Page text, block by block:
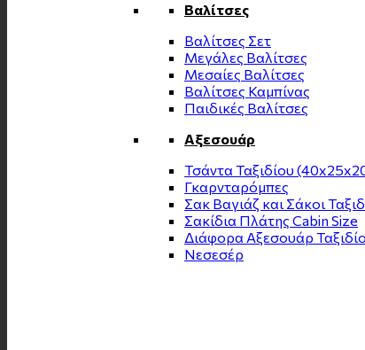
Βαλίτσες
Βαλίτσες Σετ
Μεγάλες Βαλίτσες
Μεσαίες Βαλίτσες
Βαλίτσες Καμπίνας
Παιδικές Βαλίτσες
Αξεσουάρ
Τσάντα Ταξιδίου
Γκαρνταρόμπες
Σακ Βαγιάζ και Σάκοι
Σακίδια Πλάτης Cabin Size
Διάφορα Αξεσουάρ
Νεσεσέρ